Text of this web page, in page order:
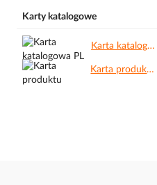
Karty katalogowe
Karta katalogowa PL.pdf
Karta produktu.pdf